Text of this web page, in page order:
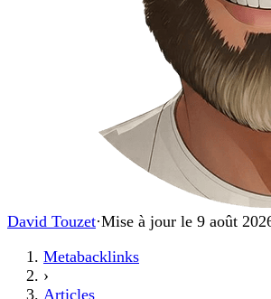
David Touzet·Mise à jour le 9 août
Metabacklinks
›
Articles